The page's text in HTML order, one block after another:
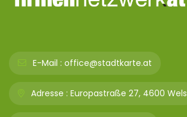
E-Mail : office@stadtkarte.at
Adresse : Europastraße 27, 4600 Wels